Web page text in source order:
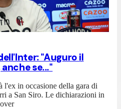
"Auguro il
se..."
l'ex in occasione della gara di
a San Siro. Le dichiarazioni in